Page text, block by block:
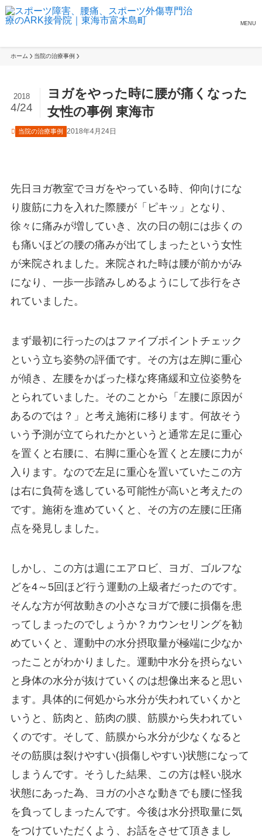
MENU
ホーム 当院の治療事例
ヨガをやった時に腰が痛くなった
女性の事例 東海市
2018
4/24
当院の治療事例 2018年4月24日
先日ヨガ教室でヨガをやっている時、仰向けにな
り腹筋に力を入れた際腰が「ピキッ」となり、
徐々に痛みが増していき、次の日の朝には歩くの
も痛いほどの腰の痛みが出てしまったという女性
が来院されました。来院された時は腰が前かがみ
になり、一歩一歩踏みしめるようにして歩行をさ
れていました。
まず最初に行ったのはファイブポイントチェック
という立ち姿勢の評価です。その方は左脚に重心
が傾き、左腰をかばった様な疼痛緩和立位姿勢を
とられていました。そのことから「左腰に原因が
あるのでは？」と考え施術に移ります。何故そう
いう予測が立てられたかというと通常左足に重心
を置くと右腰に、右脚に重心を置くと左腰に力が
入ります。なので左足に重心を置いていたこの方
は右に負荷を逃している可能性が高いと考えたの
です。施術を進めていくと、その方の左腰に圧痛
点を発見しました。
しかし、この方は週にエアロビ、ヨガ、ゴルフな
どを4～5回ほど行う運動の上級者だったのです。
そんな方が何故動きの小さなヨガで腰に損傷を患
ってしまったのでしょうか？カウンセリングを勧
めていくと、運動中の水分摂取量が極端に少なか
ったことがわかりました。運動中水分を摂らない
と身体の水分が抜けていくのは想像出来ると思い
ます。具体的に何処から水分が失われていくかと
いうと、筋肉と、筋肉の膜、筋膜から失われてい
くのです。そして、筋膜から水分が少なくなると
その筋膜は裂けやすい(損傷しやすい)状態になって
しまうんです。そうした結果、この方は軽い脱水
状態にあった為、ヨガの小さな動きでも腰に怪我
を負ってしまったんです。今後は水分摂取量に気
をつけていただくよう、お話をさせて頂きまし